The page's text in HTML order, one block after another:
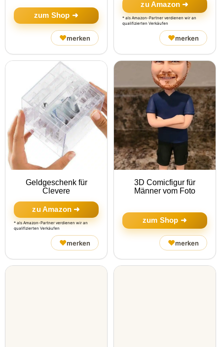
zum Shop ➜
♥merken
zu Amazon ➜
* als Amazon-Partner verdienen wir an
qualifizierten Verkäufen
♥merken
Geldgeschenk für
Clevere
zu Amazon ➜
* als Amazon-Partner verdienen wir an
qualifizierten Verkäufen
♥merken
3D Comicfigur für
Männer vom Foto
zum Shop ➜
♥merken